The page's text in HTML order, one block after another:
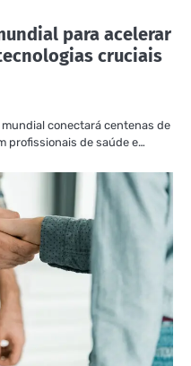
para acelerar
cruciais
conectará centenas de
profissionais de saúde e…